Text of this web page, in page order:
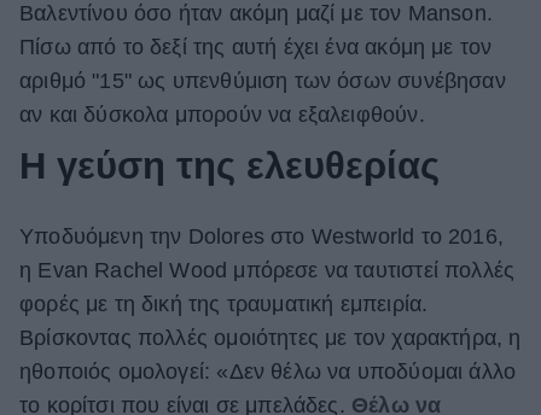
Βαλεντίνου όσο ήταν ακόμη μαζί με τον Manson.
Πίσω από το δεξί της αυτή έχει ένα ακόμη με τον
αριθμό "15" ως υπενθύμιση των όσων συνέβησαν
αν και δύσκολα μπορούν να εξαλειφθούν.
Η γεύση της ελευθερίας
Υποδυόμενη την Dolores στο Westworld το 2016,
η Evan Rachel Wood μπόρεσε να ταυτιστεί πολλές
φορές με τη δική της τραυματική εμπειρία.
Βρίσκοντας πολλές ομοιότητες με τον χαρακτήρα, η
ηθοποιός ομολογεί: «Δεν θέλω να υποδύομαι άλλο
το κορίτσι που είναι σε μπελάδες. Θέλω να